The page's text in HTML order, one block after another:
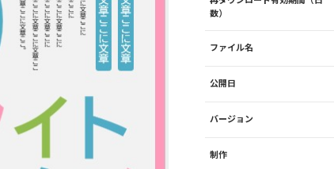
数）
ファイル名
公開日
バージョン
制作